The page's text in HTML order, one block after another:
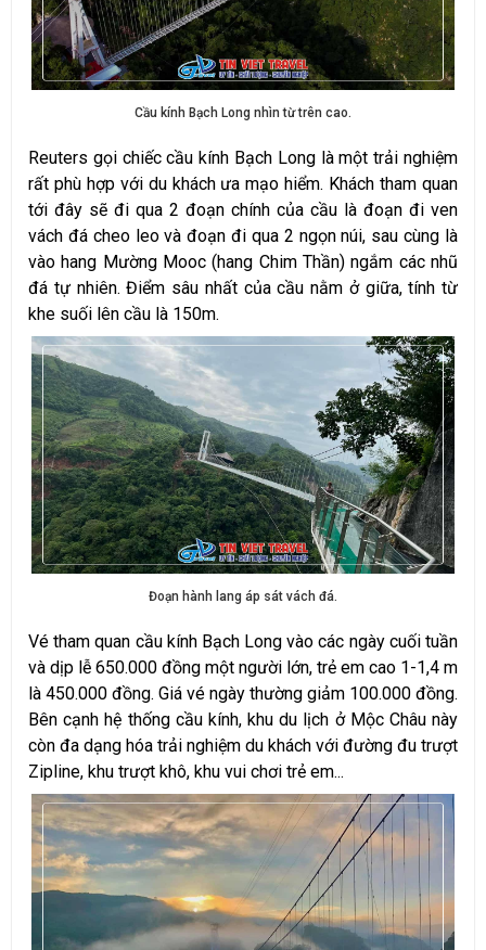
Cầu kính Bạch Long nhìn từ trên cao.
Reuters gọi chiếc cầu kính Bạch Long là một trải nghiệm
rất phù hợp với du khách ưa mạo hiểm. Khách tham quan
tới đây sẽ đi qua 2 đoạn chính của cầu là đoạn đi ven
vách đá cheo leo và đoạn đi qua 2 ngọn núi, sau cùng là
vào hang Mường Mooc (hang Chim Thần) ngắm các nhũ
đá tự nhiên. Điểm sâu nhất của cầu nằm ở giữa, tính từ
khe suối lên cầu là 150m.
Đoạn hành lang áp sát vách đá.
Vé tham quan cầu kính Bạch Long vào các ngày cuối tuần
và dịp lễ 650.000 đồng một người lớn, trẻ em cao 1-1,4 m
là 450.000 đồng. Giá vé ngày thường giảm 100.000 đồng.
Bên cạnh hệ thống cầu kính, khu du lịch ở Mộc Châu này
còn đa dạng hóa trải nghiệm du khách với đường đu trượt
Zipline, khu trượt khô, khu vui chơi trẻ em...